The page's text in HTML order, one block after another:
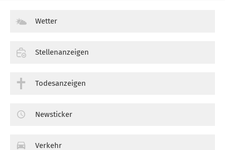
Wetter
Stellenanzeigen
Todesanzeigen
Newsticker
Verkehr